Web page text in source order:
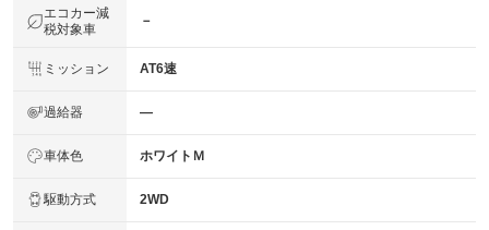
エコカー減
税対象車
－
ミッション AT6速
過給器 ―
車体色 ホワイトＭ
駆動方式 2WD